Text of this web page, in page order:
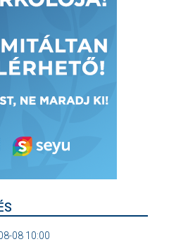
08 10:00